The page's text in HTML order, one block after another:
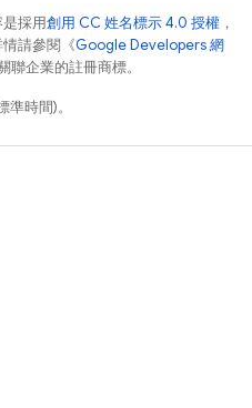
採用創用 CC 姓名標示 4.0 授權 ，
情請參閱《Google Developers 網
企業的註冊商標。
時間)。